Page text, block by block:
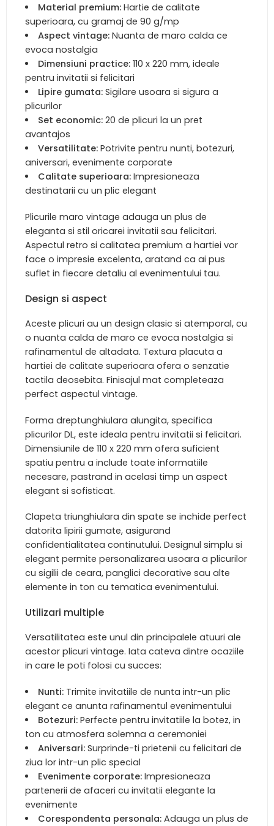
Material premium:Hartie de calitate
superioara, cu gramaj de 90 g/mp
Aspect vintage:Nuanta de maro calda ce
evoca nostalgia
Dimensiuni practice:110 x 220 mm, ideale
pentru invitatii si felicitari
Lipire gumata:Sigilare usoara si sigura a
plicurilor
Set economic:20 de plicuri la un pret
avantajos
Versatilitate:Potrivite pentru nunti, botezuri,
aniversari, evenimente corporate
Calitate superioara:Impresioneaza
destinatarii cu un plic elegant
Plicurile maro vintage adauga un plus de
eleganta si stil oricarei invitatii sau felicitari.
Aspectul retro si calitatea premium a hartiei vor
face o impresie excelenta, aratand ca ai pus
suflet in fiecare detaliu al evenimentului tau.
Design si aspect
Aceste plicuri au un design clasic si atemporal, cu
o nuanta calda de maro ce evoca nostalgia si
rafinamentul de altadata. Textura placuta a
hartiei de calitate superioara ofera o senzatie
tactila deosebita. Finisajul mat completeaza
perfect aspectul vintage.
Forma dreptunghiulara alungita, specifica
plicurilor DL, este ideala pentru invitatii si felicitari.
Dimensiunile de 110 x 220 mm ofera suficient
spatiu pentru a include toate informatiile
necesare, pastrand in acelasi timp un aspect
elegant si sofisticat.
Clapeta triunghiulara din spate se inchide perfect
datorita lipirii gumate, asigurand
confidentialitatea continutului. Designul simplu si
elegant permite personalizarea usoara a plicurilor
cu sigilii de ceara, panglici decorative sau alte
elemente in ton cu tematica evenimentului.
Utilizari multiple
Versatilitatea este unul din principalele atuuri ale
acestor plicuri vintage. Iata cateva dintre ocaziile
in care le poti folosi cu succes:
Nunti:Trimite invitatiile de nunta intr-un plic
elegant ce anunta rafinamentul evenimentului
Botezuri:Perfecte pentru invitatiile la botez, in
ton cu atmosfera solemna a ceremoniei
Aniversari:Surprinde-ti prietenii cu felicitari de
ziua lor intr-un plic special
Evenimente corporate:Impresioneaza
partenerii de afaceri cu invitatii elegante la
evenimente
Corespondenta personala:Adauga un plus de